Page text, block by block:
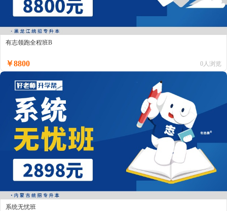
有志领跑全程班B
￥8800 0人浏览
系统无忧班